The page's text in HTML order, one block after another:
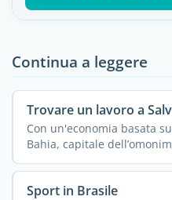
Continua a leggere
Trovare un lavoro a
Con un'economia basata
Bahia, capitale
Sport in Brasile